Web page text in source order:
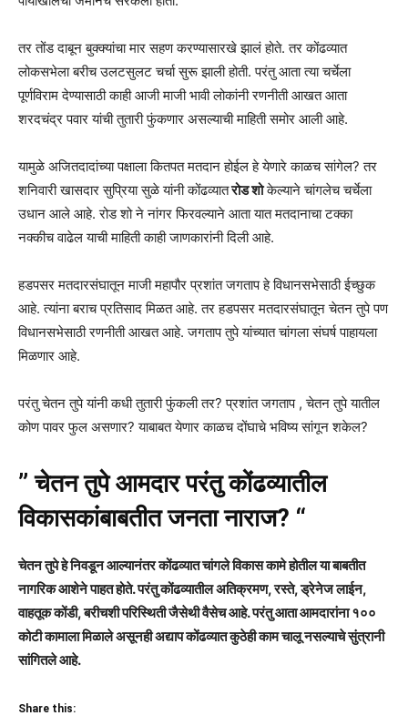
तर तोंड दाबून बुक्क्यांचा मार सहण करण्यासारखे झालं होते. तर कोंढव्यात
लोकसभेला बरीच उलटसुलट चर्चा सुरू झाली होती. परंतु आता त्या चर्चेला
पूर्णविराम देण्यासाठी काही आजी माजी भावी लोकांनी रणनीती आखत आता
शरदचंद्र पवार यांची तुतारी फुंकणार असल्याची माहिती समोर आली आहे.
यामुळे अजितदादांच्या पक्षाला कितपत मतदान होईल हे येणारे काळच सांगेल? तर
शनिवारी खासदार सुप्रिया सुळे यांनी कोंढव्यातरोड शोकेल्याने चांगलेच चर्चेला
उधान आले आहे. रोड शो ने नांगर फिरवल्याने आता यात मतदानाचा टक्का
नक्कीच वाढेल याची माहिती काही जाणकारांनी दिली आहे.
हडपसर मतदारसंघातून माजी महापौर प्रशांत जगताप हे विधानसभेसाठी ईच्छुक
आहे. त्यांना बराच प्रतिसाद मिळत आहे. तर हडपसर मतदारसंघातून चेतन तुपे पण
विधानसभेसाठी रणनीती आखत आहे. जगताप तुपे यांच्यात चांगला संघर्ष पाहायला
मिळणार आहे.
परंतु चेतन तुपे यांनी कधी तुतारी फुंकली तर? प्रशांत जगताप , चेतन तुपे यातील
कोण पावर फुल असणार? याबाबत येणार काळच दोंघाचे भविष्य सांगून शकेल?
” चेतन तुपे आमदार परंतु कोंढव्यातील
विकासकांबाबतीत जनता नाराज? “
चेतन तुपे हे निवडून आल्यानंतर कोंढव्यात चांगले विकास कामे होतील या बाबतीत
नागरिक आशेने पाहत होते. परंतु कोंढव्यातील अतिक्रमण, रस्ते, ड्रेनेज लाईन,
वाहतूक कोंडी, बरीचशी परिस्थिती जैसेथी वैसेच आहे. परंतु आता आमदारांना १००
कोटी कामाला मिळाले असूनही अद्याप कोंढव्यात कुठेही काम चालू नसल्याचे सुंत्रानी
सांगितले आहे.
Share this: